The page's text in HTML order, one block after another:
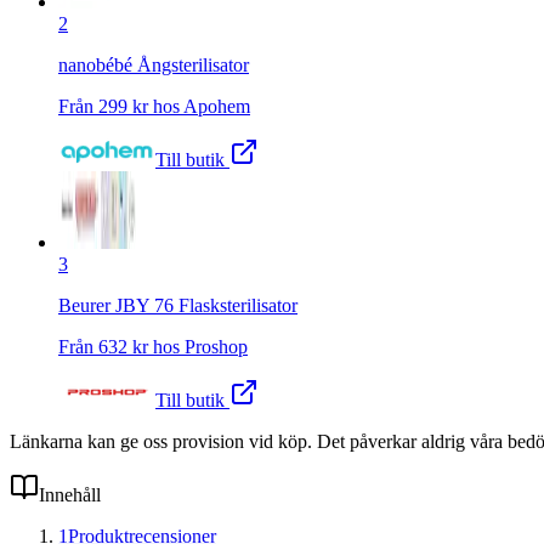
2
nanobébé Ångsterilisator
Från 299 kr hos Apohem
Till butik
3
Beurer JBY 76 Flasksterilisator
Från 632 kr hos Proshop
Till butik
Länkarna kan ge oss provision vid köp. Det påverkar aldrig våra
Innehåll
1Produktrecensioner